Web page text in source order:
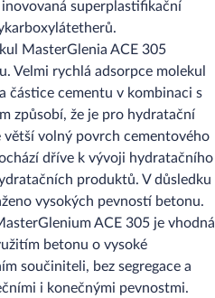
superplastifikační
MasterGlenia ACE 305
Velmi rychlá ​adsorpce molekul
částice cementu v kombinaci s
způsobí, že je pro hydratační
větší volný povrch cementového
dříve k vývoji hydratačního
produktů. V důsledku
vysokých pevností betonu.
ACE 305 je vhodná
betonu o vysoké
součiniteli, bez segregace a
i konečnými pevnostmi.